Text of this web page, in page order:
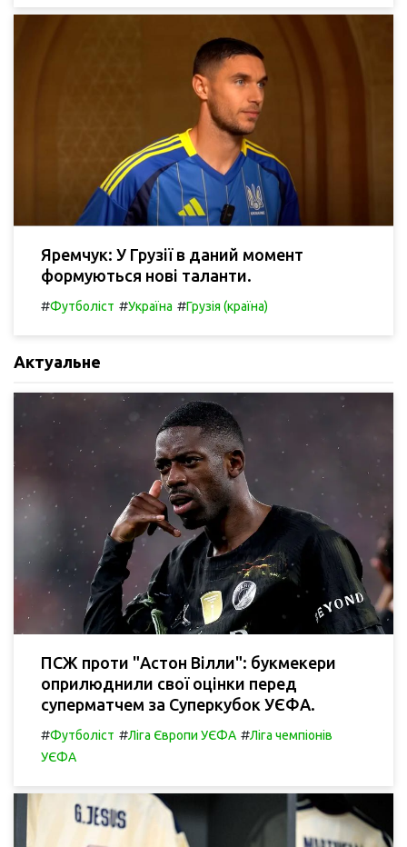
Яремчук: У Грузії в даний момент
формуються нові таланти.
#Футболіст #Україна #Грузія (країна)
Актуальне
ПСЖ проти "Астон Вілли": букмекери
оприлюднили свої оцінки перед
суперматчем за Суперкубок УЄФА.
#Футболіст #Ліга Європи УЄФА #Ліга чемпіонів
УЄФА